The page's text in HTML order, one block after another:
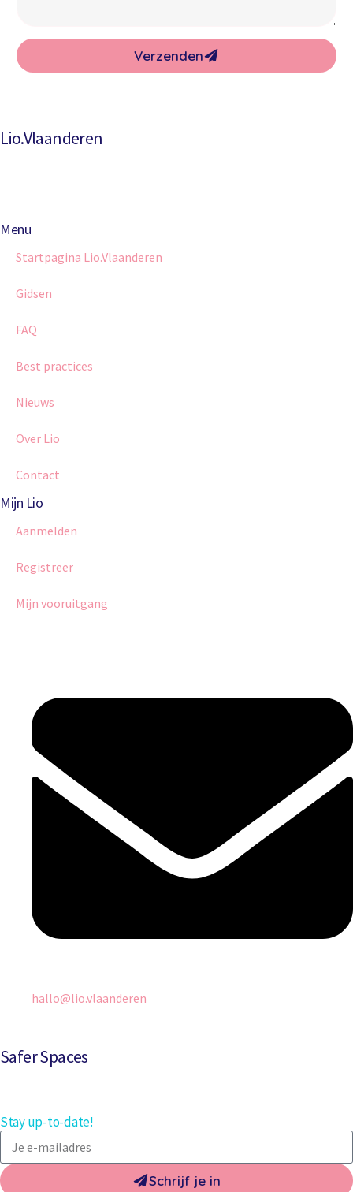
Verzenden
Lio.Vlaanderen
Menu
Startpagina Lio.Vlaanderen
Gidsen
FAQ
Best practices
Nieuws
Over Lio
Contact
Mijn Lio
Aanmelden
Registreer
Mijn vooruitgang
hallo@lio.vlaanderen
Safer Spaces
Stay up-to-date!
Schrijf je in